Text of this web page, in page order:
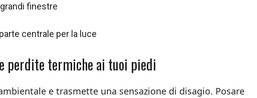
finestre
centrale per la luce
perdite termiche ai tuoi piedi
e trasmette una sensazione di disagio. Posare